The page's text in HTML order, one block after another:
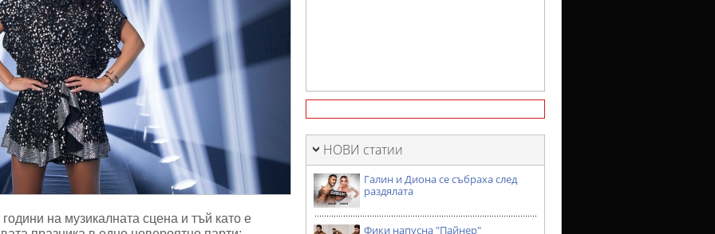
на музикалната сцена и тъй като е
НОВИ статии
Галин и Диона се събраха след
раздялата
Фики напусна "Пайнер"